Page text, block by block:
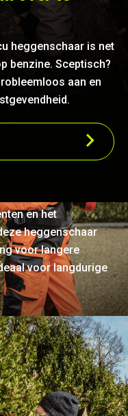
heggenschaar is net
benzine. Sceptisch?
aan en
en het
heggenschaar
voor langere
voor langdurige